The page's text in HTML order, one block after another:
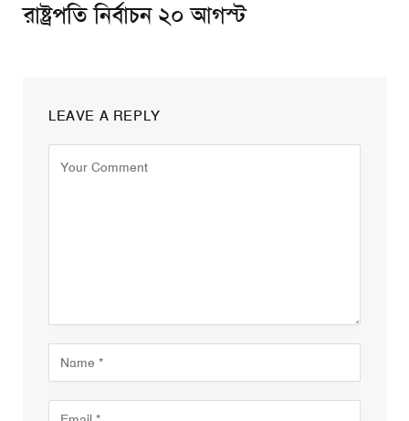
রাষ্ট্রপতি নির্বাচন ২০ আগস্ট
LEAVE A REPLY